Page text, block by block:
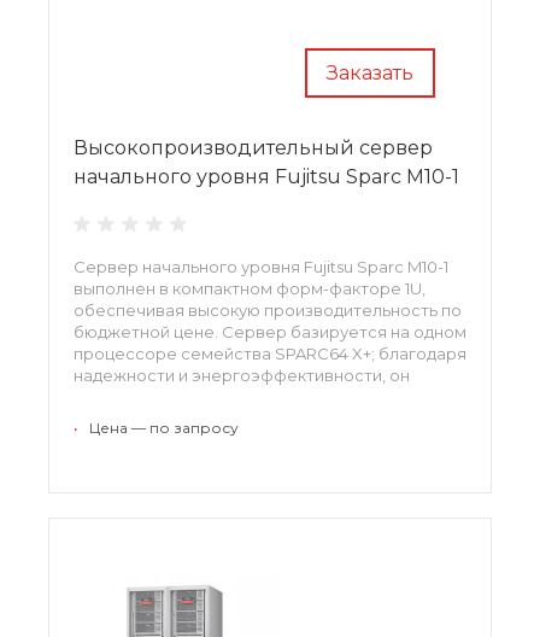
Заказать
Высокопроизводительный сервер
начального уровня Fujitsu Sparc M10-1
Сервер начального уровня Fujitsu Sparc M10-1
выполнен в компактном форм-факторе 1U,
обеспечивая высокую производительность по
бюджетной цене. Сервер базируется на одном
процессоре семейства SPARC64 X+; благодаря
надежности и энергоэффективности, он
• Цена — по запросу